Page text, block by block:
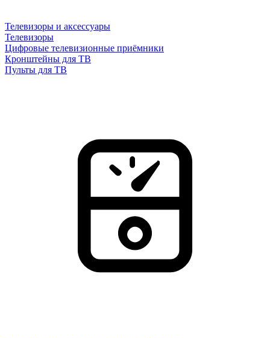
Телевизоры и аксессуары
Телевизоры
Цифровые телевизионные приёмники
Кронштейны для ТВ
Пульты для ТВ